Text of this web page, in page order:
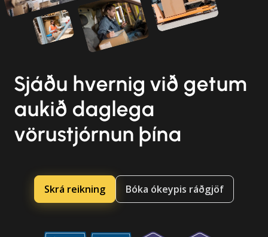
Sjáðu hvernig við getum
aukið daglega
vörustjórnun þína
Skrá reikning Bóka ókeypis ráðgjöf